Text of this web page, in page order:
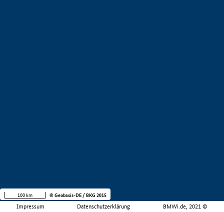
Impressum Datenschutzerklärung BMWi.de, 2021 ©
100 km © Geobasis-DE / BKG 2015